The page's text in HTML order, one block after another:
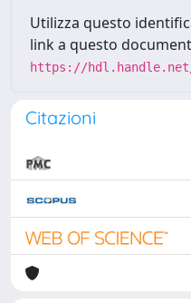
Utilizza questo
link a questo
https://hdl.handle.net/
Citazioni